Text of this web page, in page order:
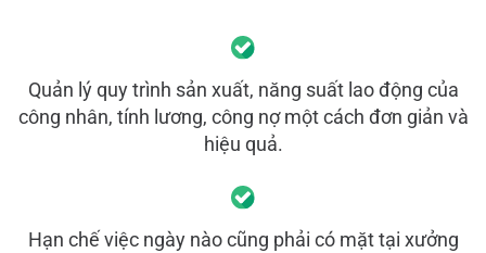
Quản lý quy trình sản xuất, năng suất lao động của
công nhân, tính lương, công nợ một cách đơn giản và
hiệu quả.
Hạn chế việc ngày nào cũng phải có mặt tại xưởng